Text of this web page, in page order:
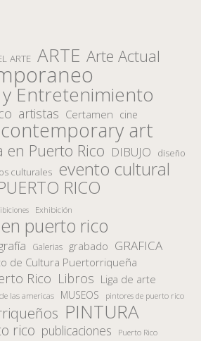
ARTE ARTE Arte Actual
Entretenimiento
artistas Certamen cine
contemporary art
en Puerto Rico DIBUJO diseño
culturales evento cultural
RICO
Exhibición
puerto rico
Galerias grabado GRAFICA
de Cultura Puertorriqueña
Rico Libros Liga de arte
las americas MUSEOS pintores de puerto rico
PINTURA
rico publicaciones Puerto Rico